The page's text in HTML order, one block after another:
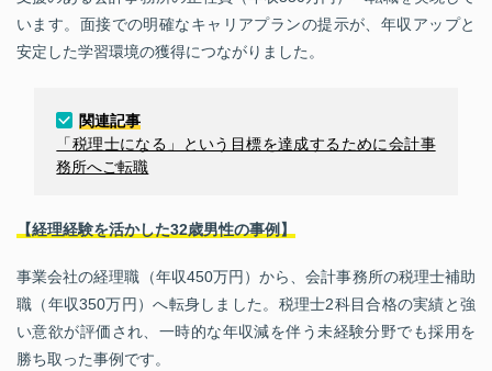
います。面接での明確なキャリアプランの提示が、年収アップと
安定した学習環境の獲得につながりました。
関連記事
「税理士になる」という目標を達成するために会計事
務所へご転職
【経理経験を活かした32歳男性の事例】
事業会社の経理職（年収450万円）から、会計事務所の税理士補助
職（年収350万円）へ転身しました。税理士2科目合格の実績と強
い意欲が評価され、一時的な年収減を伴う未経験分野でも採用を
勝ち取った事例です。